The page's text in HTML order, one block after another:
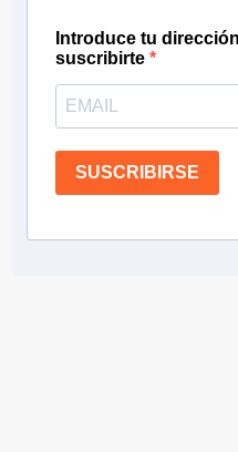
Introduce tu
suscribirte
SUSCRIBIRSE